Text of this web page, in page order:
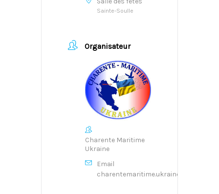
Sainte-Soulle
Organisateur
Charente Maritime
Ukraine
Email
charentemaritime.ukraine@gmail.com